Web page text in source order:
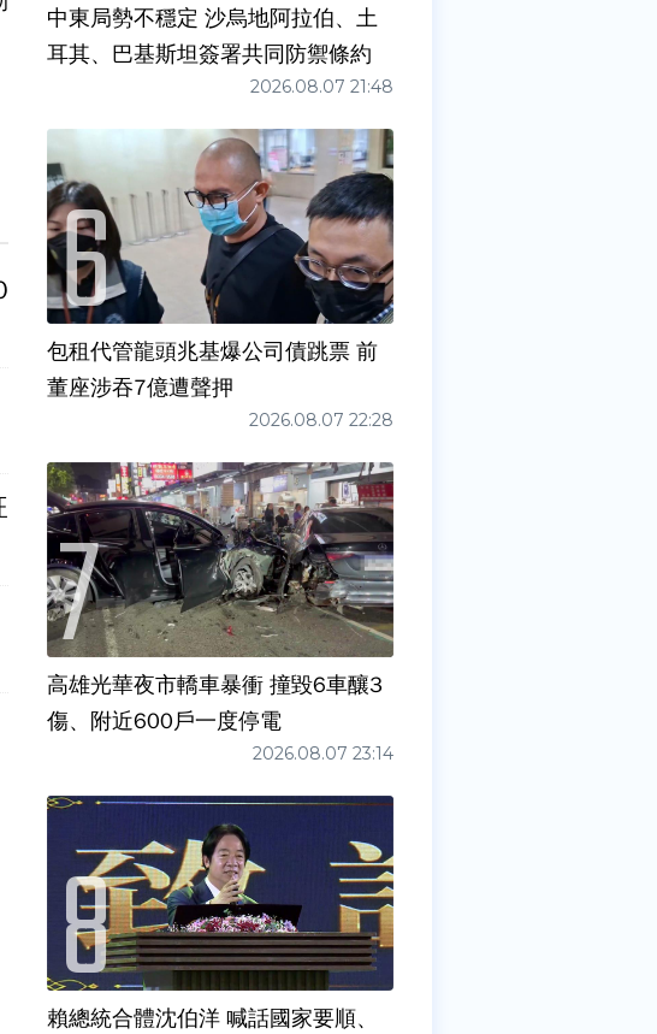
中東局勢不穩定 沙烏地阿拉伯、土
耳其、巴基斯坦簽署共同防禦條約
2026.08.07 21:48
包租代管龍頭兆基爆公司債跳票 前
董座涉吞7億遭聲押
2026.08.07 22:28
高雄光華夜市轎車暴衝 撞毀6車釀3
傷、附近600戶一度停電
2026.08.07 23:14
賴總統合體沈伯洋 喊話國家要順、